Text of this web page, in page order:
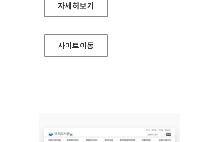
CJ제일제당 모바일웹 홈페이지
자세히보기
사이트이동